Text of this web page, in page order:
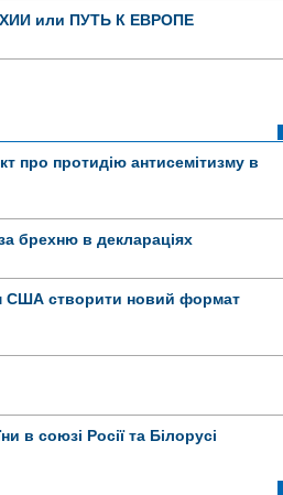
или ПУТЬ К ЕВРОПЕ
про протидію антисемітизму в
брехню в деклараціях
США створити новий формат
в союзі Росії та Білорусі